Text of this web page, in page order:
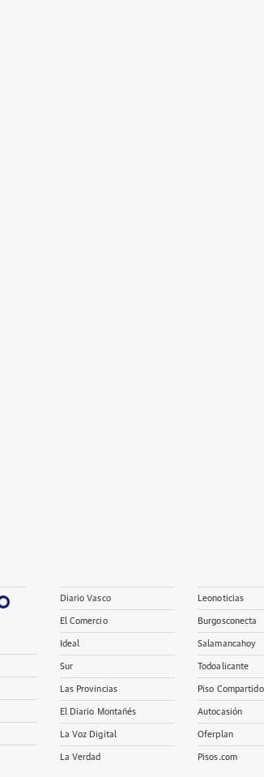
Diario Vasco
El Comercio
Ideal
Sur
Las Provincias
El Diario Montañés
La Voz Digital
La Verdad
Leonoticias
Burgosconecta
Salamancahoy
Todoalicante
Piso Compartido
Autocasión
Oferplan
Pisos.com